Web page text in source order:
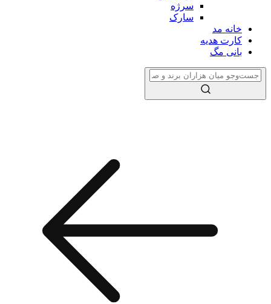
سرژه
سارک
خانه مد
کارت هدیه
بانی مگ